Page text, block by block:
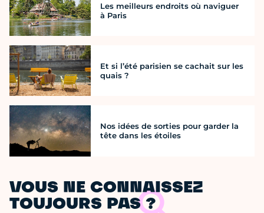
Les meilleurs endroits où naviguer
à Paris
Et si l’été parisien se cachait sur les
quais ?
Nos idées de sorties pour garder la
tête dans les étoiles
VOUS NE CONNAISSEZ
TOUJOURS PAS ?